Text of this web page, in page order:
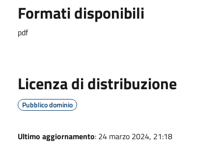
Formati disponibili
pdf
Licenza di distribuzione
Pubblico dominio
Ultimo aggiornamento: 24 marzo 2024, 21:18